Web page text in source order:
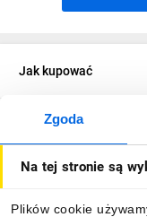
Zgoda
Na tej stronie są
Plików cookie
Jak kupować
O firmie